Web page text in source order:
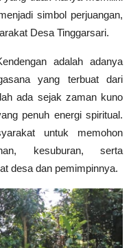
simbol perjuangan,
Desa Tinggarsari.
adalah adanya
yang terbuat dari
ada sejak zaman kuno
penuh energi spiritual.
untuk memohon
kesuburan, serta
desa dan pemimpinnya.